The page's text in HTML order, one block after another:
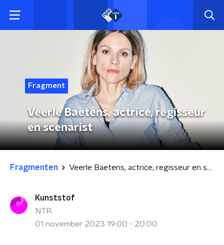
Fragment
Veerle Baetens, actrice, regisseur
en scenarist
Fragmenten Veerle Baetens, actrice, regisseur en scenarist
Kunststof
NTR
01 november 2023 19:00 - 20:00